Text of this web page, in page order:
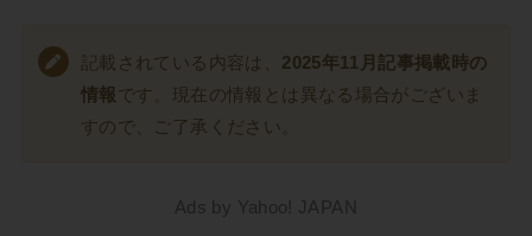
記載されている内容は、 2025年11月記事掲載時の
情報です。現在の情報とは異なる場合がございま
すので、ご了承ください。
Ads by Yahoo! JAPAN